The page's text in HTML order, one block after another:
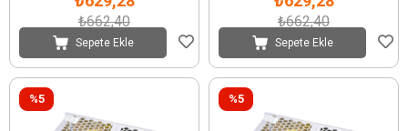
₺662,40
Sepete Ekle
₺662,40
Sepete Ekle
%5 %5